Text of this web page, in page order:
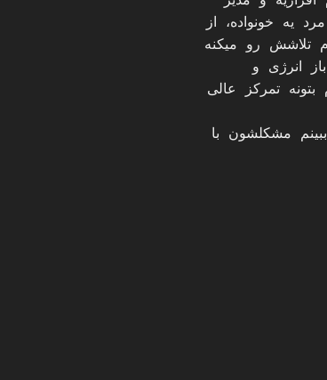
یه خونواده، از
تلاشش رو میکنه
انرژی و
تمرکز عالی
مشکلشون با